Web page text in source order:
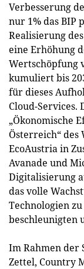
Verbesserung
nur 1% das BIP
Realisierung
eine Erhöhung
Wertschöpfung
kumuliert bis
für dieses
Cloud-Services.
„Ökonomische
Österreich“
EcoAustria in
Avanade und
Digitalisierung
das volle
Technologien
beschleunigten
Im Rahmen der
Zettel, Country